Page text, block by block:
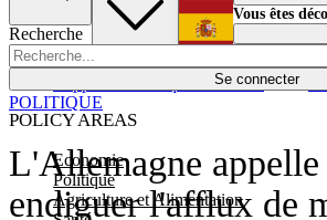
Recherche
Se connecter
POLICY AREAS
Economie
Politique
Agriculture et Alimentation
Économie
Español
Vous êtes
L'Allemagne
endiguer l'afflux de
POLITIQUE